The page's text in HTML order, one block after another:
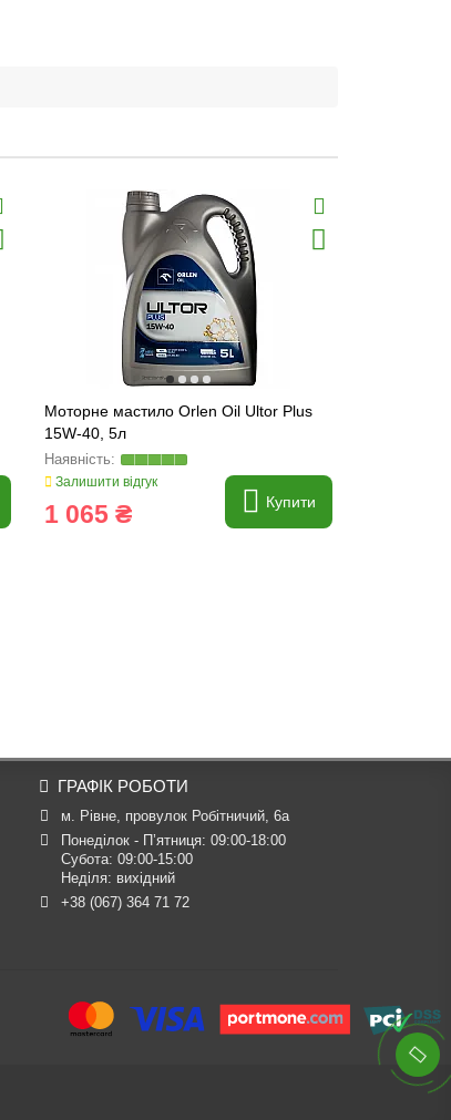
Моторне мастило Orlen Oil Ultor Plus
15W-40, 5л
Залишити відгук
1 065 ₴ Купити
ГРАФІК РОБОТИ
м. Рівне, провулок Робітничий, 6а
Понеділок - П’ятниця: 09:00-18:00
Субота: 09:00-15:00
Неділя: вихідний
+38 (067) 364 71 72